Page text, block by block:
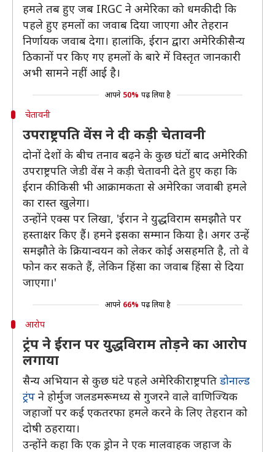
हमले तब हुए जब IRGC ने अमेरिका को धमकी दी कि
पहले हुए हमलों का जवाब दिया जाएगा और तेहरान
निर्णायक जवाब देगा। हालांकि, ईरान द्वारा अमेरिकी सैन्य
ठिकानों पर किए गए हमलों के बारे में विस्तृत जानकारी
अभी सामने नहीं आई है।
आपने 50% पढ़ लिया है
चेतावनी
उपराष्ट्रपति वेंस ने दी कड़ी चेतावनी
दोनों देशों के बीच तनाव बढ़ने के कुछ घंटों बाद अमेरिकी
उपराष्ट्रपति जेडी वेंस ने कड़ी चेतावनी देते हुए कहा कि
ईरान की किसी भी आक्रामकता से अमेरिका जवाबी हमले
का रास्त खुलेगा।
उन्होंने एक्स पर लिखा, 'ईरान ने युद्धविराम समझौते पर
हस्ताक्षर किए हैं। हमने इसका सम्मान किया है। अगर उन्हें
समझौते के क्रियान्वयन को लेकर कोई असहमति है, तो वे
फोन कर सकते हैं, लेकिन हिंसा का जवाब हिंसा से दिया
जाएगा।'
आपने 66% पढ़ लिया है
आरोप
ट्रंप ने ईरान पर युद्धविराम तोड़ने का आरोप
लगाया
सैन्य अभियान से कुछ घंटे पहले अमेरिकी राष्ट्रपति डोनाल्ड
ट्रंप ने होर्मुज जलडमरूमध्य से गुजरने वाले वाणिज्यिक
जहाजों पर कई एकतरफा हमले करने के लिए तेहरान को
दोषी ठहराया।
उन्होंने कहा कि एक ड्रोन ने एक मालवाहक जहाज के